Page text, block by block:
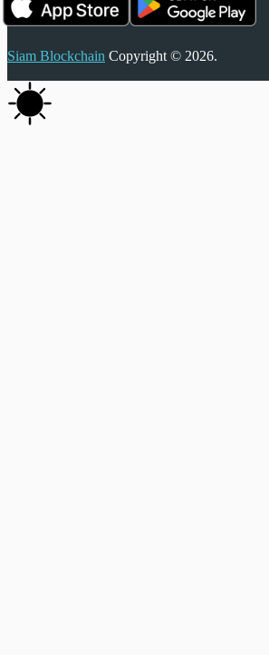
Siam Blockchain Copyright © 2026.